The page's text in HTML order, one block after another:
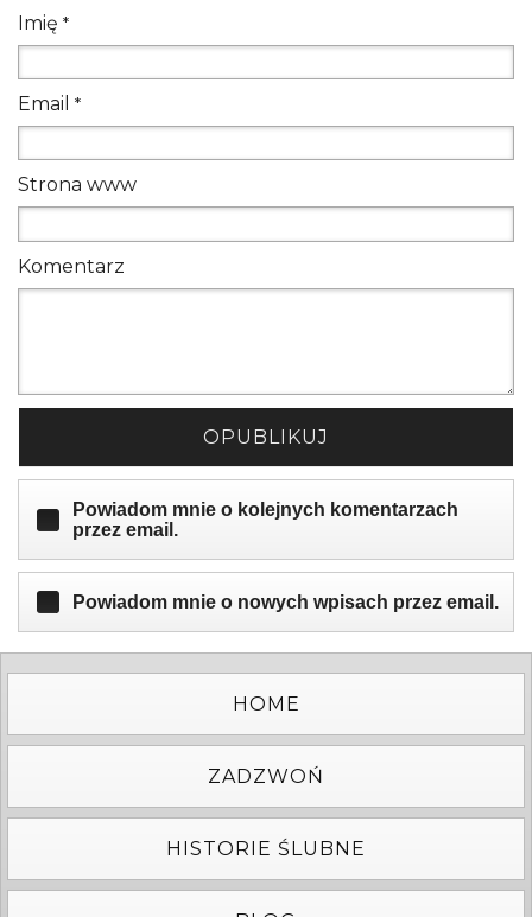
Imię *
Email *
Strona www
Komentarz
OPUBLIKUJ
Powiadom mnie o kolejnych komentarzach
przez email.
Powiadom mnie o nowych wpisach przez email.
HOME
ZADZWOŃ
HISTORIE ŚLUBNE